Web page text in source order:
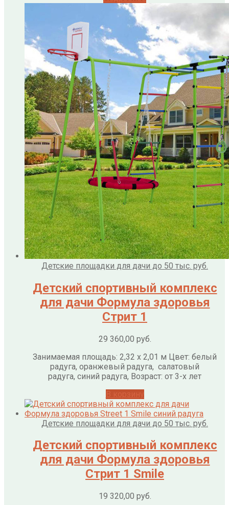
Детские площадки для дачи до 50 тыс. руб.
Детский спортивный комплекс
для дачи Формула здоровья
Стрит 1
29 360,00 руб.
Занимаемая площадь: 2,32 х 2,01 м Цвет: белый
радуга, оранжевый радуга, салатовый
радуга, синий радуга, Возраст: от 3-х лет
Детские площадки для дачи до 50 тыс. руб.
Детский спортивный комплекс
для дачи Формула здоровья
Стрит 1 Smile
19 320,00 руб.